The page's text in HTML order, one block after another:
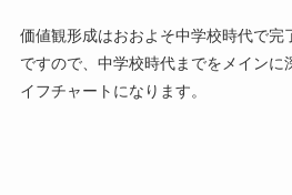
価値観形成はおおよそ中学校時代で完
ですので、中学校時代までをメインに
イフチャート になります。